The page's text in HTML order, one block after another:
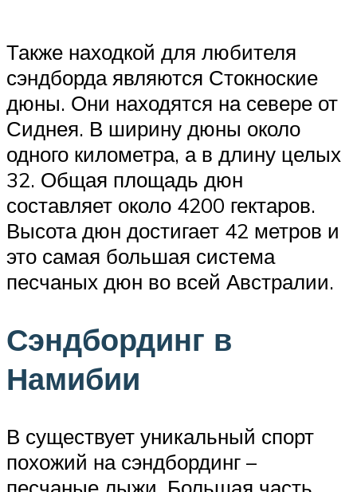
Также находкой для любителя
сэндборда являются Стокноские
дюны. Они находятся на севере от
Сиднея. В ширину дюны около
одного километра, а в длину целых
32. Общая площадь дюн
составляет около 4200 гектаров.
Высота дюн достигает 42 метров и
это самая большая система
песчаных дюн во всей Австралии.
Сэндбординг в
Намибии
В существует уникальный спорт
похожий на сэндбординг –